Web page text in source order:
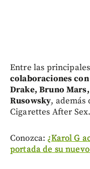
Entre las
colaboraciones
Drake, Bruno Mars,
Rusowsky, además
Cigarettes After Sex.
Conozca: ¿Karol G
portada de su